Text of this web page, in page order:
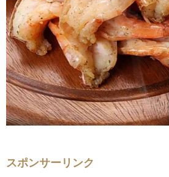
スポンサーリンク